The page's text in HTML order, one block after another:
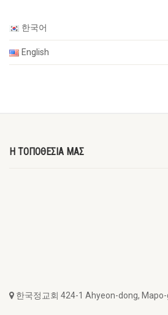
한국어
English
Η ΤΟΠΟΘΕΣΙΑ ΜΑΣ
한국정교회 424-1 Ahyeon-dong,